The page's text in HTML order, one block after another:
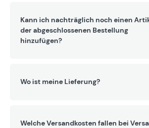
Kann ich nachträglich noch einen
der abgeschlossenen Bestellung
hinzufügen?
Wo ist meine Lieferung?
Welche Versandkosten fallen bei